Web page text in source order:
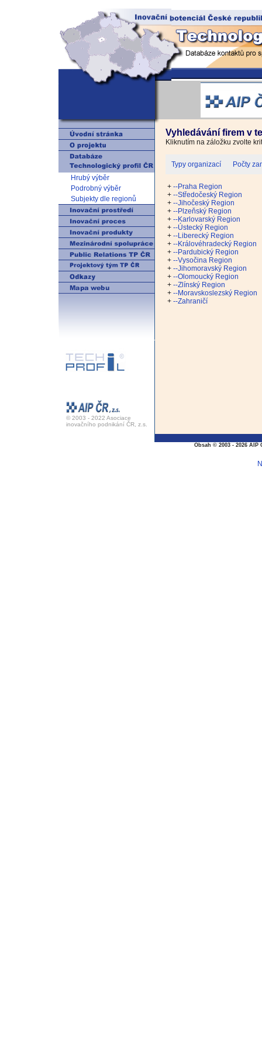
Hrubý výběr
Podrobný výběr
Subjekty dle regionů
© 2003 - 2022 Asociace
inovačního podnikání ČR, z.s.
Vyhledávání firem v
Kliknutím na záložku zvolte
Typy organizací Počty
+ --Praha Region
+ --Středočeský Region
+ --Jihočeský Region
+ --Plzeňský Region
+ --Karlovarský Region
+ --Ústecký Region
+ --Liberecký Region
+ --Královéhradecký Region
+ --Pardubický Region
+ --Vysočina Region
+ --Jihomoravský Region
+ --Olomoucký Region
+ --Zlínský Region
+ --Moravskoslezský Region
+ --Zahraničí
Obsah © 2003 - 2026